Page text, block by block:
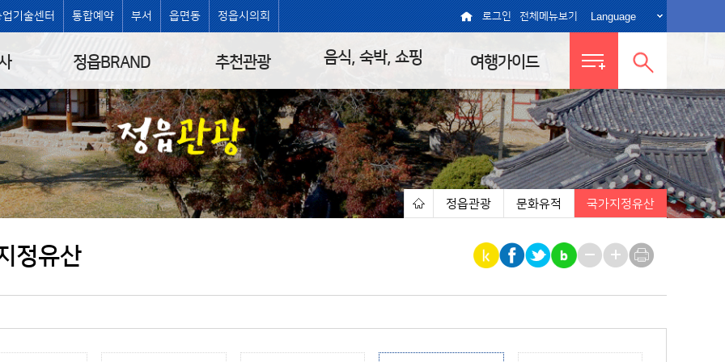
업기술센터 통합예약 부서 읍면동 정읍시의회 로그인 전체메뉴보기 Language
정읍BRAND 추천관광 음식, 숙박, 쇼핑 여행가이드
전체메뉴
보기
통합검색
열기
정읍관광 문화유적 국가지정유산
정유산